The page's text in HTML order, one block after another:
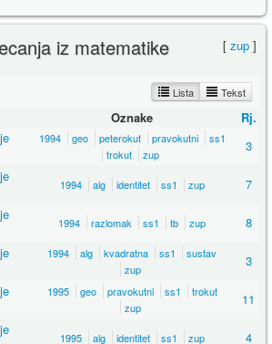
iz matematike [ zup ]
Lista Tekst
Oznake
Rj.
1994 geo peterokut pravokutni
ss1
trokut
zup
3
1994 alg identitet ss1 zup
7
1994 razlomak ss1 tb zup
8
1994 alg kvadratna ss1
sustav
zup
3
1995 geo pravokutni ss1
trokut
zup
11
1995 alg identitet ss1 zup 4